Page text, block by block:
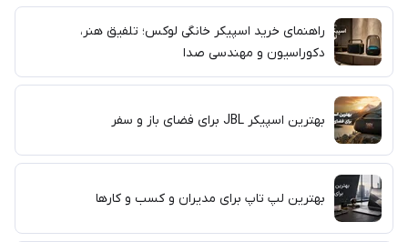
راهنمای خرید اسپیکر خانگی لوکس؛ تلفیق هنر،
دکوراسیون و مهندسی صدا
بهترین اسپیکر JBL برای فضای باز و سفر
بهترین لپ تاپ برای مدیران و کسب و کارها